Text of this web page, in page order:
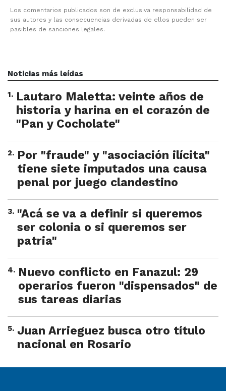
Los comentarios publicados son de exclusiva responsabilidad de
sus autores y las consecuencias derivadas de ellos pueden ser
pasibles de sanciones legales.
Noticias más leídas
1. Lautaro Maletta: veinte años de
historia y harina en el corazón de
"Pan y Cocholate"
2. Por "fraude" y "asociación ilícita"
tiene siete imputados una causa
penal por juego clandestino
3. "Acá se va a definir si queremos
ser colonia o si queremos ser
patria"
4. Nuevo conflicto en Fanazul: 29
operarios fueron "dispensados" de
sus tareas diarias
5. Juan Arrieguez busca otro título
nacional en Rosario